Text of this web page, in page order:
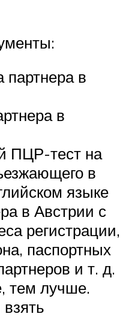
партнера в
в
ПЦР-тест на
в
языке
в Австрии с
регистрации,
паспортных
и т. д.
тем лучше.